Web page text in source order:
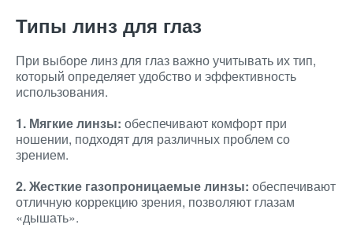
Типы линз для глаз
При выборе линз для глаз важно учитывать их тип,
который определяет удобство и эффективность
использования.
1. Мягкие линзы: обеспечивают комфорт при
ношении, подходят для различных проблем со
зрением.
2. Жесткие газопроницаемые линзы: обеспечивают
отличную коррекцию зрения, позволяют глазам
«дышать».